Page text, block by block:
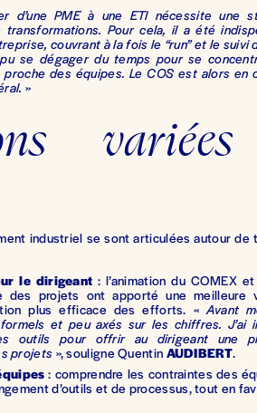
d’une PME à une ETI nécessite une
Pour cela, il a été
couvrant à la fois le “run” et le suivi
se dégager du temps pour se
des équipes. Le COS est alors en
»
industriel se sont articulées autour de
le dirigeant: l’animation du COMEX
des projets ont apporté une meilleure
plus efficace des efforts. « Avant
et peu axés sur les chiffres. J’ai
outils pour offrir au dirigeant une
projets», souligne Quentin AUDIBERT.
: comprendre les contraintes des
d’outils et de processus, tout en